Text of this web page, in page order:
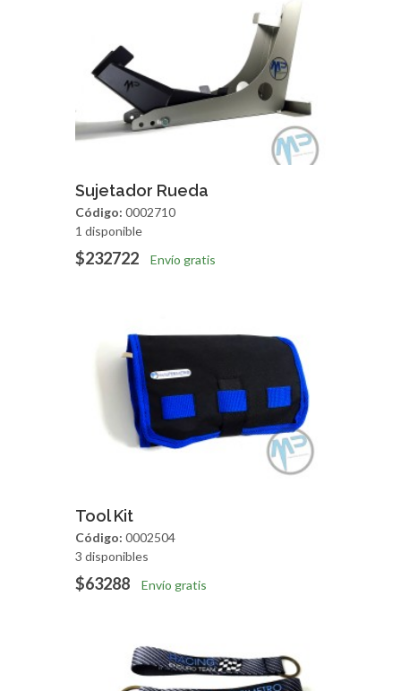
Agregar
Sujetador Rueda
Código: 0002710
1 disponible
$232722 Envío gratis
Agregar
Tool Kit
Código: 0002504
3 disponibles
$63288 Envío gratis